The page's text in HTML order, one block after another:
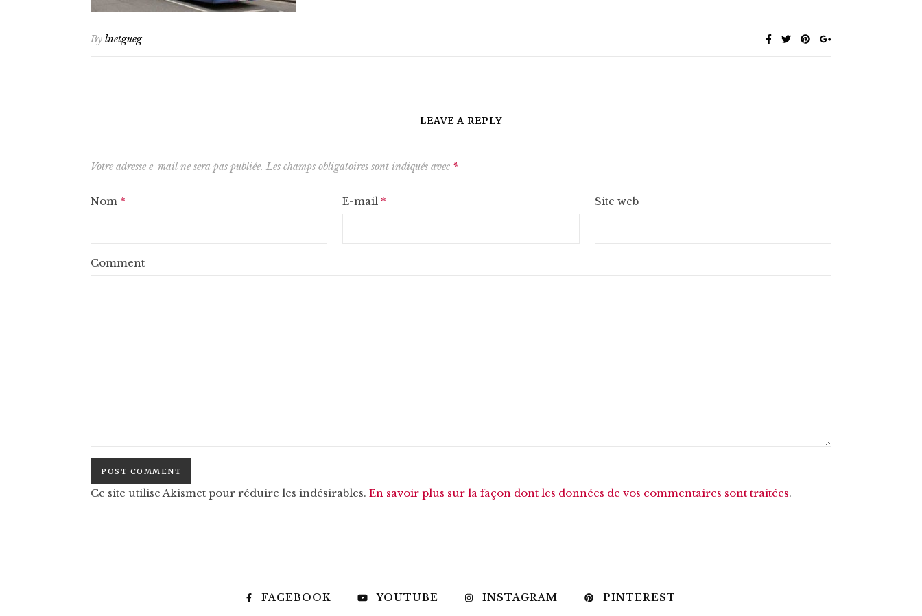
By lnetgueg
LEAVE A REPLY
Votre adresse e-mail ne sera pas publiée. Les champs obligatoires sont indiqués avec *
Nom * E-mail * Site web
Comment
Ce site utilise Akismet pour réduire les indésirables. En savoir plus sur la façon dont les données de vos commentaires sont traitées.
FACEBOOK YOUTUBE INSTAGRAM PINTEREST